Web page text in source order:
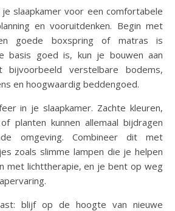
slaapkamer voor een comfortabele
en vooruitdenken. Begin met
goede boxspring of matras is
basis goed is, kun je bouwen aan
verstelbare bodems,
en hoogwaardig beddengoed.
in je slaapkamer. Zachte kleuren,
planten kunnen allemaal bijdragen
omgeving. Combineer dit met
zoals slimme lampen die je helpen
met lichttherapie, en je bent op weg
blijf op de hoogte van nieuwe